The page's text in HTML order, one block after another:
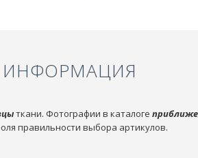
ткани. Фотографии в каталоге
правильности выбора артикулов.